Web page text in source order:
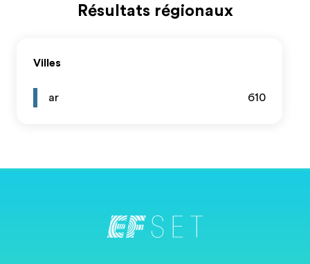
Résultats régionaux
Villes
ar 610